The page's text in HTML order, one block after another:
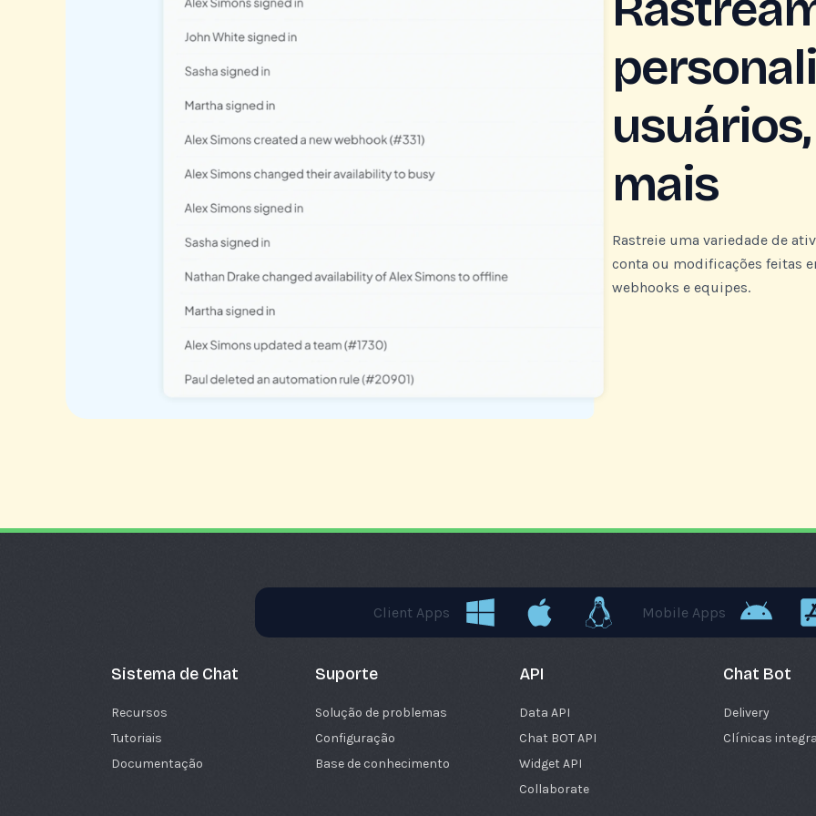
mais
Rastreie uma variedade de
conta ou modificações feitas
webhooks e equipes.
Client Apps Mobile Apps
Sistema de Chat
Recursos
Tutoriais
Documentação
Suporte
Solução de problemas
Configuração
Base de conhecimento
API
Data API
Chat BOT API
Widget API
Collaborate
Chat Bot
Delivery
Clínicas